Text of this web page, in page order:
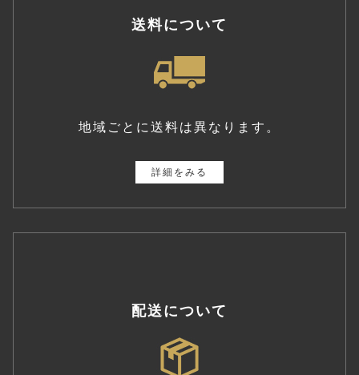
送料について
地域ごとに送料は異なります。
詳細をみる
配送について